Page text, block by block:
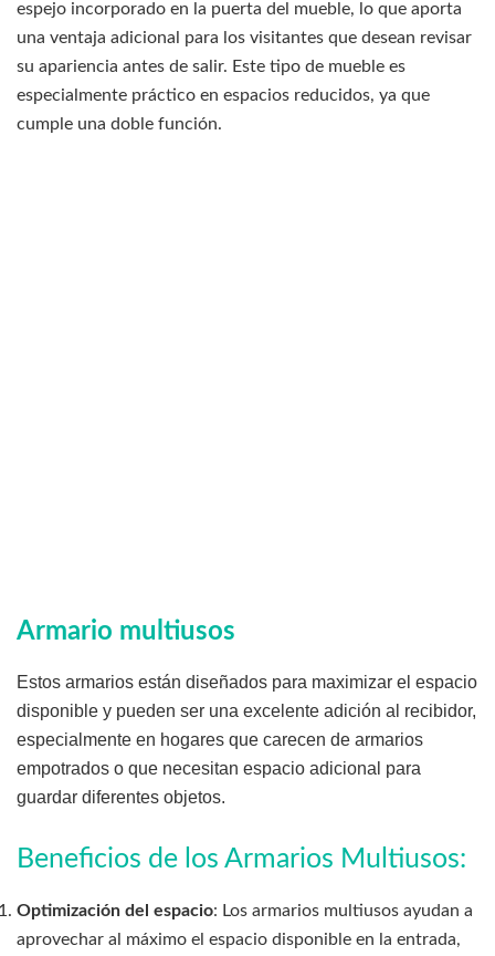
espejo incorporado en la puerta del mueble, lo que aporta
una ventaja adicional para los visitantes que desean revisar
su apariencia antes de salir. Este tipo de mueble es
especialmente práctico en espacios reducidos, ya que
cumple una doble función.
Armario multiusos
Estos armarios están diseñados para maximizar el espacio
disponible y pueden ser una excelente adición al recibidor,
especialmente en hogares que carecen de armarios
empotrados o que necesitan espacio adicional para
guardar diferentes objetos.
Beneficios de los Armarios Multiusos:
Optimización del espacio: Los armarios multiusos ayudan a
aprovechar al máximo el espacio disponible en la entrada,